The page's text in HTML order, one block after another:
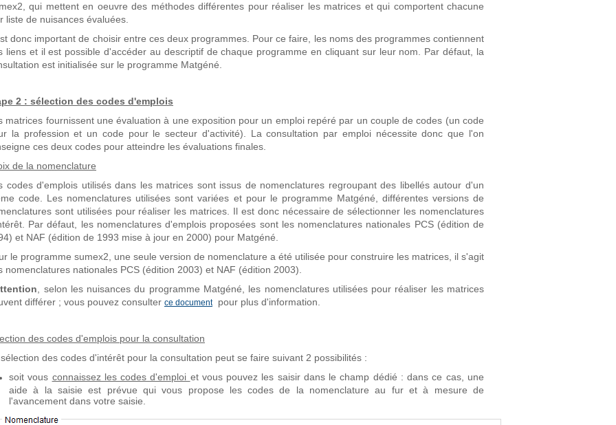
qui mettent en oeuvre des méthodes différentes pour réaliser les matrices et qui comportent chacune
liste de nuisances évaluées.
donc important de choisir entre ces deux programmes. Pour ce faire, les noms des programmes contiennent
liens et il est possible d'accéder au descriptif de chaque programme en cliquant sur leur nom. Par défaut, la
est initialisée sur le programme Matgéné.
2 : sélection des codes d'emplois
matrices fournissent une évaluation à une exposition pour un emploi repéré par un couple de codes (un code
la profession et un code pour le secteur d'activité). La consultation par emploi nécessite donc que l'on
ces deux codes pour atteindre les évaluations finales.
de la nomenclature
codes d'emplois utilisés dans les matrices sont issus de nomenclatures regroupant des libellés autour d'un
code. Les nomenclatures utilisées sont variées et pour le programme Matgéné, différentes versions de
sont utilisées pour réaliser les matrices. Il est donc nécessaire de sélectionner les nomenclatures
Par défaut, les nomenclatures d'emplois proposées sont les nomenclatures nationales PCS (édition de
et NAF (édition de 1993 mise à jour en 2000) pour Matgéné.
le programme sumex2, une seule version de nomenclature a été utilisée pour construire les matrices, il s'agit
nomenclatures nationales PCS (édition 2003) et NAF (édition 2003).
, selon les nuisances du programme Matgéné, les nomenclatures utilisées pour réaliser les matrices
différer ; vous pouvez consulter ce documentpour plus d'information.
des codes d'emplois pour la consultation
des codes d'intérêt pour la consultation peut se faire suivant 2 possibilités :
soit vous connaissez les codes d'emploi et vous pouvez les saisir dans le champ dédié : dans ce cas, une
aide à la saisie est prévue qui vous propose les codes de la nomenclature au fur et à mesure de
l'avancement dans votre saisie.